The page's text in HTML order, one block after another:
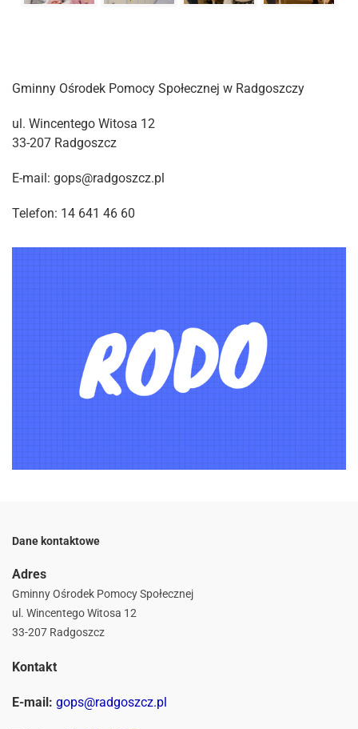
Gminny Ośrodek Pomocy Społecznej w Radgoszczy
ul. Wincentego Witosa 12
33-207 Radgoszcz
E-mail: gops@radgoszcz.pl
Telefon: 14 641 46 60
Dane kontaktowe
Adres
Gminny Ośrodek Pomocy Społecznej
ul. Wincentego Witosa 12
33-207 Radgoszcz
Kontakt
E-mail: gops@radgoszcz.pl